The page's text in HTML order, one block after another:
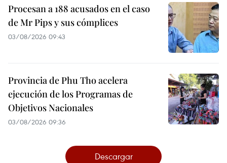
Procesan a 188 acusados en el caso
de Mr Pips y sus cómplices
03/08/2026 09:43
Provincia de Phu Tho acelera
ejecución de los Programas de
Objetivos Nacionales
03/08/2026 09:36
Descargar